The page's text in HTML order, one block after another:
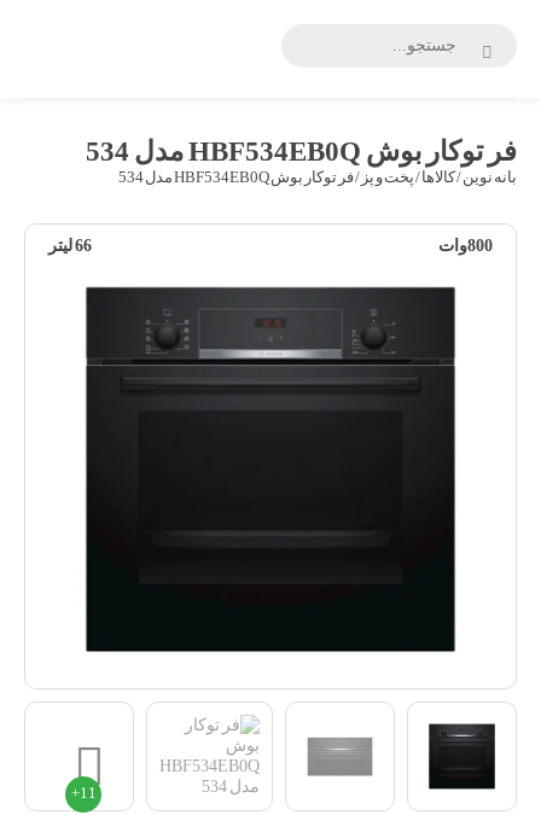
فر توکار بوش HBF534EB0Q مدل 534
بانه نوین/کالاها/پخت و پز / فر توکار بوش HBF534EB0Q مدل 534
800وات 66 لیتر